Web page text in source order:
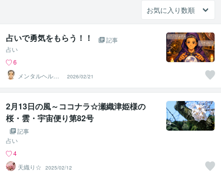
占いで勇気をもらう！！
記事
占い
6
メンタルヘルス
のお手伝い✨よ
うすけ
2026/02/21
2月13日の風～ココナラ☆瀬織津姫様の
桜・雲・宇宙便り第82号
記事
占い
4
天織り☆
2025/02/12